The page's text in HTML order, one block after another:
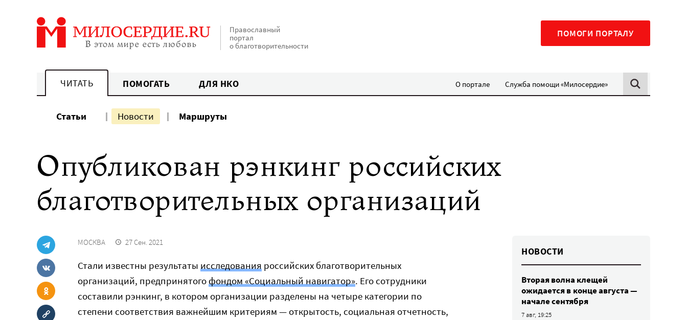
Православный
портал
о благотворительности
ПОМОГИ ПОРТАЛУ
ЧИТАТЬ ПОМОГАТЬ ДЛЯ НКО О портале Служба помощи «Милосердие»
Статьи Новости Маршруты
Опубликован рэнкинг российских
благотворительных организаций
МОСКВА 27 Сен. 2021
Стали известны результаты исследования российских благотворительных
организаций, предпринятогофондом «Социальный навигатор». Его сотрудники
составили рэнкинг, в котором организации разделены на четыре категории по
степени соответствия важнейшим критериям — открытость, социальная отчетность,
НОВОСТИ
Вторая волна клещей
ожидается в конце августа —
начале сентября
7 авг, 19:25